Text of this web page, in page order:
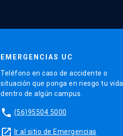
EMERGENCIAS UC
Teléfono en caso de accidente o
situación que ponga en riesgo tu vida
dentro de algún campus.
phone (56)95504 5000
launch Ir al sitio de Emergencias